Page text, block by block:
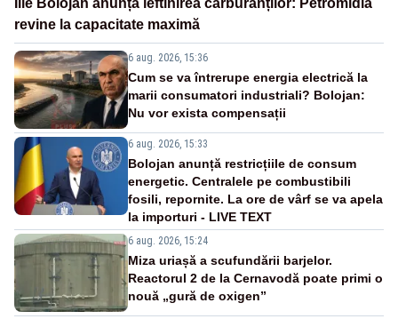
revine la capacitate maximă
6 aug. 2026, 15:36
Cum se va întrerupe energia electrică la
marii consumatori industriali? Bolojan:
Nu vor exista compensații
6 aug. 2026, 15:33
Bolojan anunță restricțiile de consum
energetic. Centralele pe combustibili
fosili, repornite. La ore de vârf se va apela
la importuri - LIVE TEXT
6 aug. 2026, 15:24
Miza uriașă a scufundării barjelor.
Reactorul 2 de la Cernavodă poate primi o
nouă „gură de oxigen”